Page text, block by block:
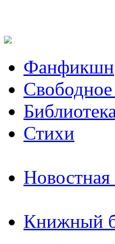
Фанфикшн
Свободное
Стихи
Новостная
Книжный